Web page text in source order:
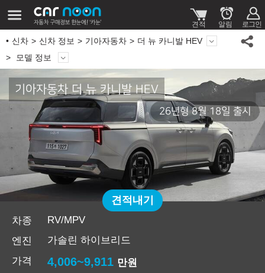
신차 신차 정보 기아자동차
더 뉴 카니발 HEV
모델 정보
기아자동차 더 뉴 카니발 HEV
26년형 8월 18일 출시
차종
RV/MPV
엔진
가솔린 하이브리드
가격
4,006~9,911 만원
견적내기